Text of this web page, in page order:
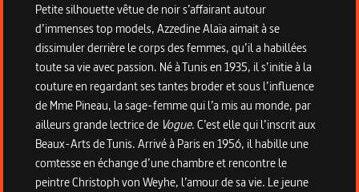
Petite silhouette vêtue de noir s’affairant autour
d’immenses top models, Azzedine Alaïa aimait à se
dissimuler derrière le corps des femmes, qu’il a habillées
toute sa vie avec passion. Né à Tunis en 1935, il s’initie à la
couture en regardant ses tantes broder et sous l’influence
de Mme Pineau, la sage-femme qui l’a mis au monde, par
ailleurs grande lectrice de Vogue. C’est elle qui l’inscrit aux
Beaux-Arts de Tunis. Arrivé à Paris en 1956, il habille une
comtesse en échange d’une chambre et rencontre le
peintre Christoph von Weyhe, l’amour de sa vie. Le jeune